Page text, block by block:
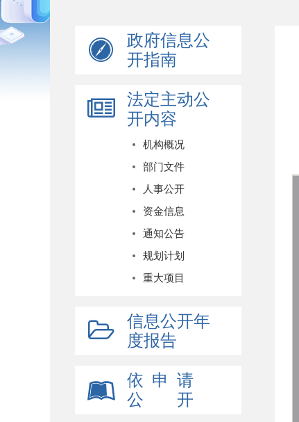
政府信息公
开指南
法定主动公
开内容
机构概况
部门文件
人事公开
资金信息
通知公告
规划计划
重大项目
信息公开年
度报告
依 申 请
公 开